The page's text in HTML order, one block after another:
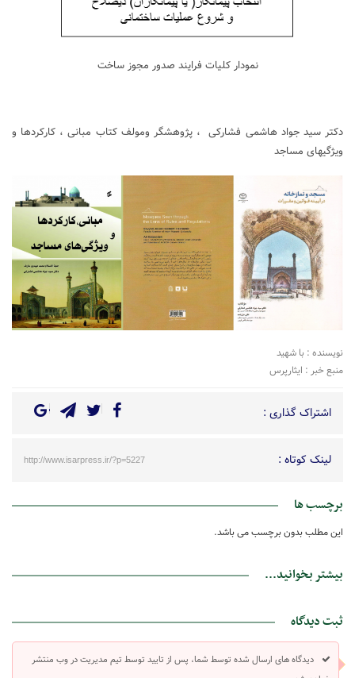
نمودار کلیات فرایند صدور مجوز ساخت
دکتر سید جواد هاشمی فشارکی ، پژوهشگر ومولف کتاب مبانی ، کارکردها و
ویژگیهای مساجد
نویسنده : با شهید
منبع خبر : ایثارپرس
اشتراک گذاری :
لینک کوتاه : http://www.isarpress.ir/?p=5227
برچسب ها
این مطلب بدون برچسب می باشد.
بیشتر بخوانید...
ثبت دیدگاه
دیدگاه های ارسال شده توسط شما، پس از تایید توسط تیم مدیریت در وب منتشر